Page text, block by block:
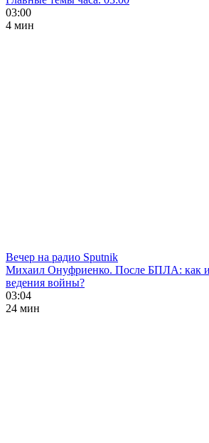
03:00
4 мин
Вечер на радио Sputnik
Михаил Онуфриенко. После БПЛА: как
ведения войны?
03:04
24 мин